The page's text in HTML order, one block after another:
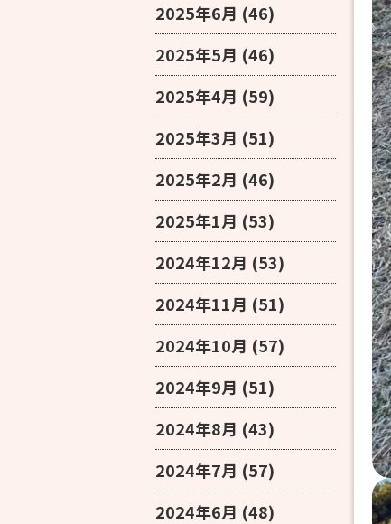
2025年6月 (46)
2025年5月 (46)
2025年4月 (59)
2025年3月 (51)
2025年2月 (46)
2025年1月 (53)
2024年12月 (53)
2024年11月 (51)
2024年10月 (57)
2024年9月 (51)
2024年8月 (43)
2024年7月 (57)
2024年6月 (48)